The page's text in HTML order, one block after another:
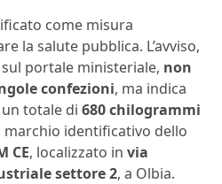
come misura
la salute pubblica. L’avviso,
portale ministeriale, non
confezioni, ma indica
totale di 680 chilogrammi
identificativo dello
CE, localizzato in via
settore 2, a Olbia.